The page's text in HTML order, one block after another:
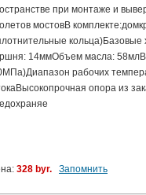
при монтаже и
мостовВ
кольца)Базовые
14ммОбъем масла:
рабочих
опора из
328 byr. Запомнить